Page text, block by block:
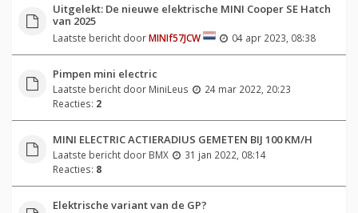
Uitgelekt: De nieuwe elektrische MINI Cooper SE Hatch
van 2025
Laatste bericht doorMINIf57JCW 04 apr 2023, 08:38
Pimpen mini electric
Laatste bericht door MiniLeus
24 mar 2022, 20:23
Reacties: 2
MINI ELECTRIC ACTIERADIUS GEMETEN BIJ 100 KM/H
Laatste bericht door BMX
31 jan 2022, 08:14
Reacties: 8
Elektrische variant van de GP?